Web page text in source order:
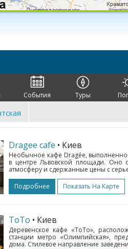
События Туры
Dragee cafe • Киев
Необычное кафе Dragée,
в центре Львовской площади. Оно
атмосферу и сдержанные цены с
Подробнее
Показать На Карте
ТоТо • Киев
Деревенское кафе «ТоТо»,
станции метро «Олимпийская»,
дома. Стилевое направление